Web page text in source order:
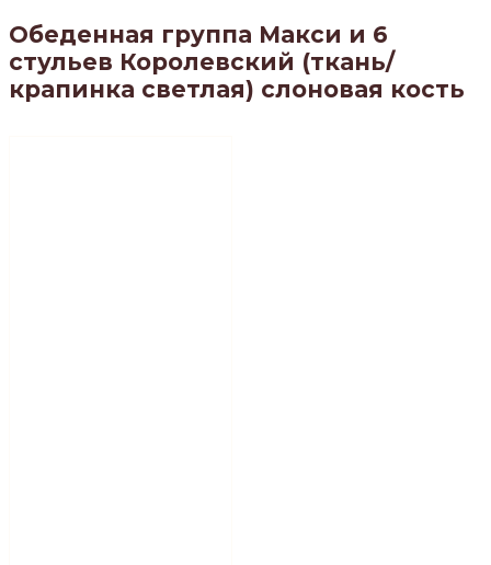
Обеденная группа Макси и 6
стульев Королевский (ткань/
крапинка светлая) слоновая кость